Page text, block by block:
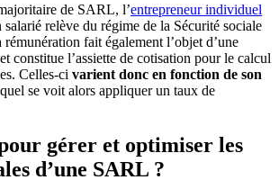
de SARL, l’entrepreneur individuel
relève du régime de la Sécurité sociale
rémunération fait également l’objet d’une
constitue l’assiette de cotisation pour le calcul
Celles-ci varient donc en fonction de son
se voit alors appliquer un taux de
gérer et optimiser les
d’une SARL ?